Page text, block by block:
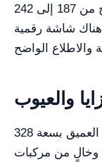
هناك شاشة رقمية LED
والعيوب
تشمل المزايا الأساسية للفريزر الطبي العميق بسعة 328
وخالٍ من مركبات